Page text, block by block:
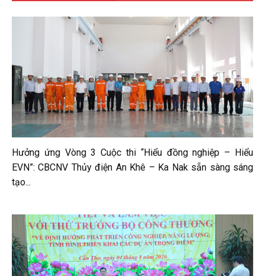
Hưởng ứng Vòng 3 Cuộc thi “Hiểu đồng nghiệp – Hiểu
EVN”: CBCNV Thủy điện An Khê – Ka Nak sẵn sàng sáng
tạo...